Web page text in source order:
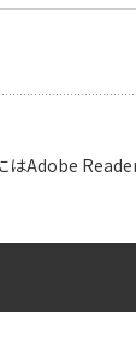
はAdobe